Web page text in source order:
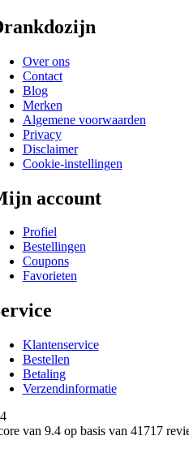
Over ons
Contact
Blog
Merken
Algemene voorwaarden
Privacy
Disclaimer
Cookie-instellingen
account
Profiel
Bestellingen
Coupons
Favorieten
Klantenservice
Bestellen
Betaling
Verzendinformatie
van 9.4op basis van 41717